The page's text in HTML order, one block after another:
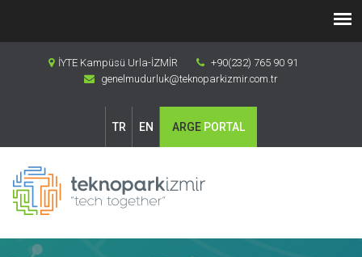
İYTE Kampüsü Urla-İZMİR
+90(232) 765 90 91
genelmudurluk@teknoparkizmir.com.tr
TR EN ARGE PORTAL